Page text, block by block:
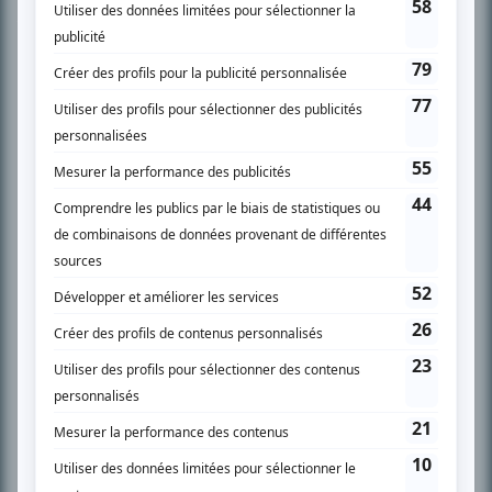
télévision» a d’abord oeuvré au magazine TV Hebdo de 1996 à 2001. Sa
spécialité: la télé québécoise. On peut l’entendre régulièrement commenter
l’actualité télévisuelle au 98,5.